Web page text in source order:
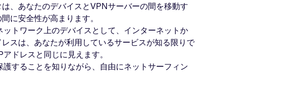
、あなたのデバイスとVPNサーバーの間を移動す
に安全性が高まります。
トワーク上のデバイスとして、インターネットか
スは、あなたが利用しているサービスが知る限りで
ドレスと同じに見えます。
することを知りながら、自由にネットサーフィン